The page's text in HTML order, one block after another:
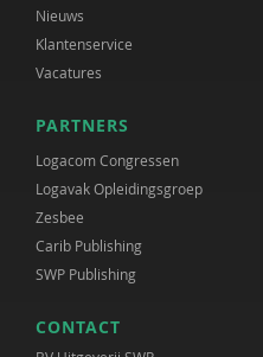
Nieuws
Klantenservice
Vacatures
PARTNERS
Logacom Congressen
Logavak Opleidingsgroep
Zesbee
Carib Publishing
SWP Publishing
CONTACT